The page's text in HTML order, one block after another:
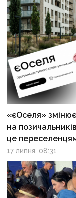
«єОселя»
на
це
17 липня, 08:31